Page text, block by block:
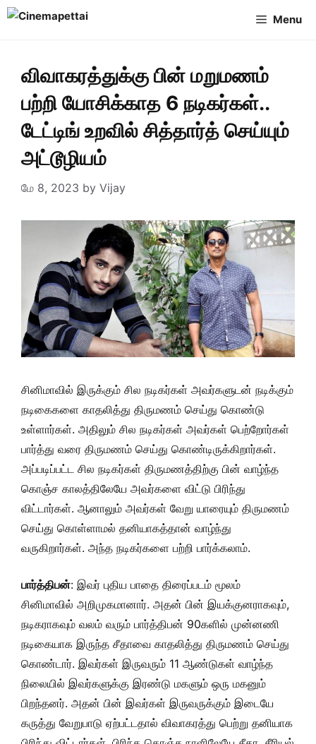
Skip
Menu
விவாகரத்துக்கு பின் மறுமணம்
பற்றி யோசிக்காத 6 நடிகர்கள்..
டேட்டிங் உறவில் சித்தார்த் செய்யும்
அட்டூழியம்
மே 8, 2023 by Vijay
சினிமாவில் இருக்கும் சில நடிகர்கள் அவர்களுடன் நடிக்கும்
நடிகைகளை காதலித்து திருமணம் செய்து கொண்டு
உள்ளார்கள். அதிலும் சில நடிகர்கள் அவர்கள் பெற்றோர்கள்
பார்த்து வரை திருமணம் செய்து கொண்டிருக்கிறார்கள்.
அப்படிப்பட்ட சில நடிகர்கள் திருமணத்திற்கு பின் வாழ்ந்த
கொஞ்ச காலத்திலேயே அவர்களை விட்டு பிரிந்து
விட்டார்கள். ஆனாலும் அவர்கள் வேறு யாரையும் திருமணம்
செய்து கொள்ளாமல் தனியாகத்தான் வாழ்ந்து
வருகிறார்கள். அந்த நடிகர்களை பற்றி பார்க்கலாம்.
பார்த்திபன்: இவர் புதிய பாதை திரைப்படம் மூலம்
சினிமாவில் அறிமுகமானார். அதன் பின் இயக்குனராகவும்,
நடிகராகவும் வலம் வரும் பார்த்திபன் 90களில் முன்னணி
நடிகையாக இருந்த சீதாவை காதலித்து திருமணம் செய்து
கொண்டார். இவர்கள் இருவரும் 11 ஆண்டுகள் வாழ்ந்த
நிலையில் இவர்களுக்கு இரண்டு மகளும் ஒரு மகனும்
பிறந்தனர். அதன் பின் இவர்கள் இருவருக்கும் இடையே
கருத்து வேறுபாடு ஏற்பட்டதால் விவாகரத்து பெற்று தனியாக